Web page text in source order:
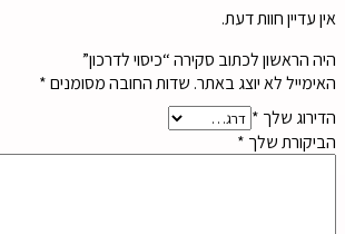
אין עדיין חוות דעת.
היה הראשון לכתוב סקירה “כיסוי לדרכון”
האימייל לא יוצג באתר. שדות החובה מסומנים*
הדירוג שלך *
הביקורת שלך *